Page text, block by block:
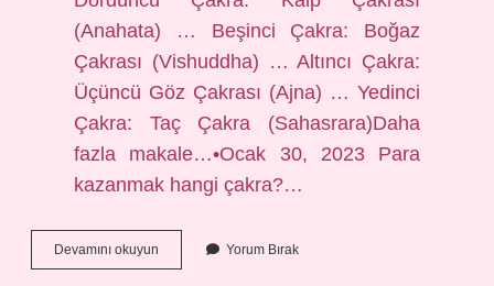
(Anahata) … Beşinci Çakra: Boğaz
Çakrası (Vishuddha) … Altıncı Çakra:
Üçüncü Göz Çakrası (Ajna) … Yedinci
Çakra: Taç Çakra (Sahasrara)Daha
fazla makale…•Ocak 30, 2023 Para
kazanmak hangi çakra?…
Devamını okuyun
Kaçıncı
Yorum Bırak